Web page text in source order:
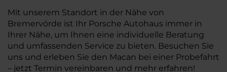
Mit unserem Standort in der Nähe von
Bremervörde ist Ihr Porsche Autohaus immer in
Ihrer Nähe, um Ihnen eine individuelle Beratung
und umfassenden Service zu bieten. Besuchen Sie
uns und erleben Sie den Macan bei einer Probefahrt
– jetzt Termin vereinbaren und mehr erfahren!